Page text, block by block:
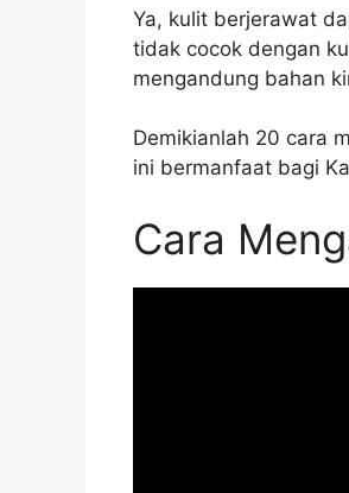
Ya, kulit berjerawat
tidak cocok dengan
mengandung bahan
Demikianlah 20 cara
ini bermanfaat bagi
Cara